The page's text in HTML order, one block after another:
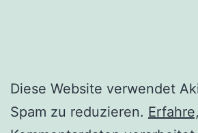
Diese Website verwendet
Spam zu reduzieren.